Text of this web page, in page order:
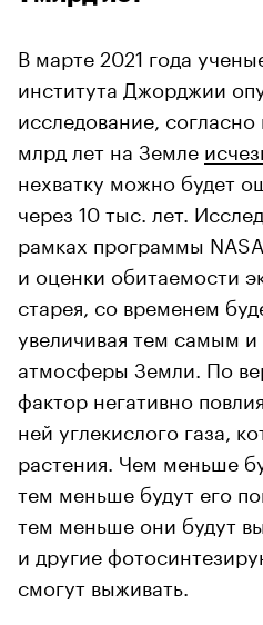
В марте 2021 года
института Джорджии
исследование,
млрд лет на Земле
нехватку можно будет
через 10 тыс. лет.
рамках программы
и оценки обитаемости
старея, со временем
увеличивая тем самым и
атмосферы Земли. По
фактор негативно
ней углекислого газа,
растения. Чем меньше
тем меньше будут его
тем меньше они будут
и другие
смогут выживать.